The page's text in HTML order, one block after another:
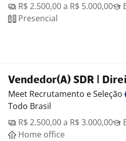
R$ 2.500,00 a R$ 5.000,00
Presencial
Vendedor(A) SDR |
Meet Recrutamento eSeleção
Todo Brasil
R$ 2.500,00 a R$ 3.000,00
Home office